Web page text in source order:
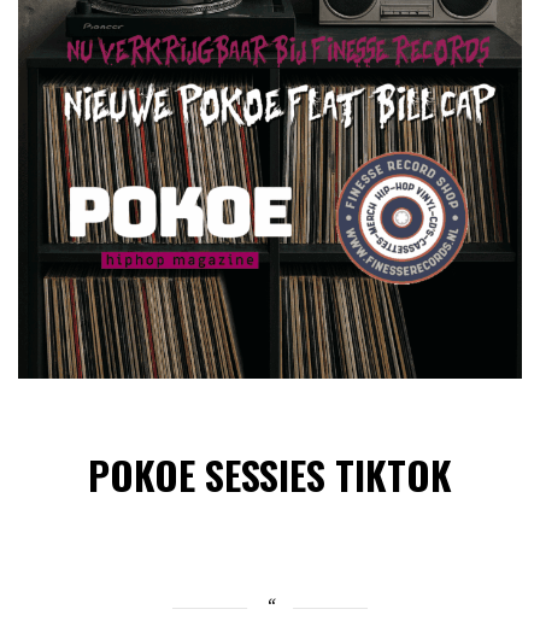
POKOE SESSIES TIKTOK